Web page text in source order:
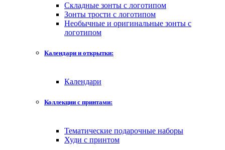
Складные зонты с логотипом
Зонты трости с логотипом
Необычные и оригинальные зонты с
логотипом
Календари и открытки:
Календари
Коллекции с принтами:
Тематические подарочные наборы
Худи с принтом